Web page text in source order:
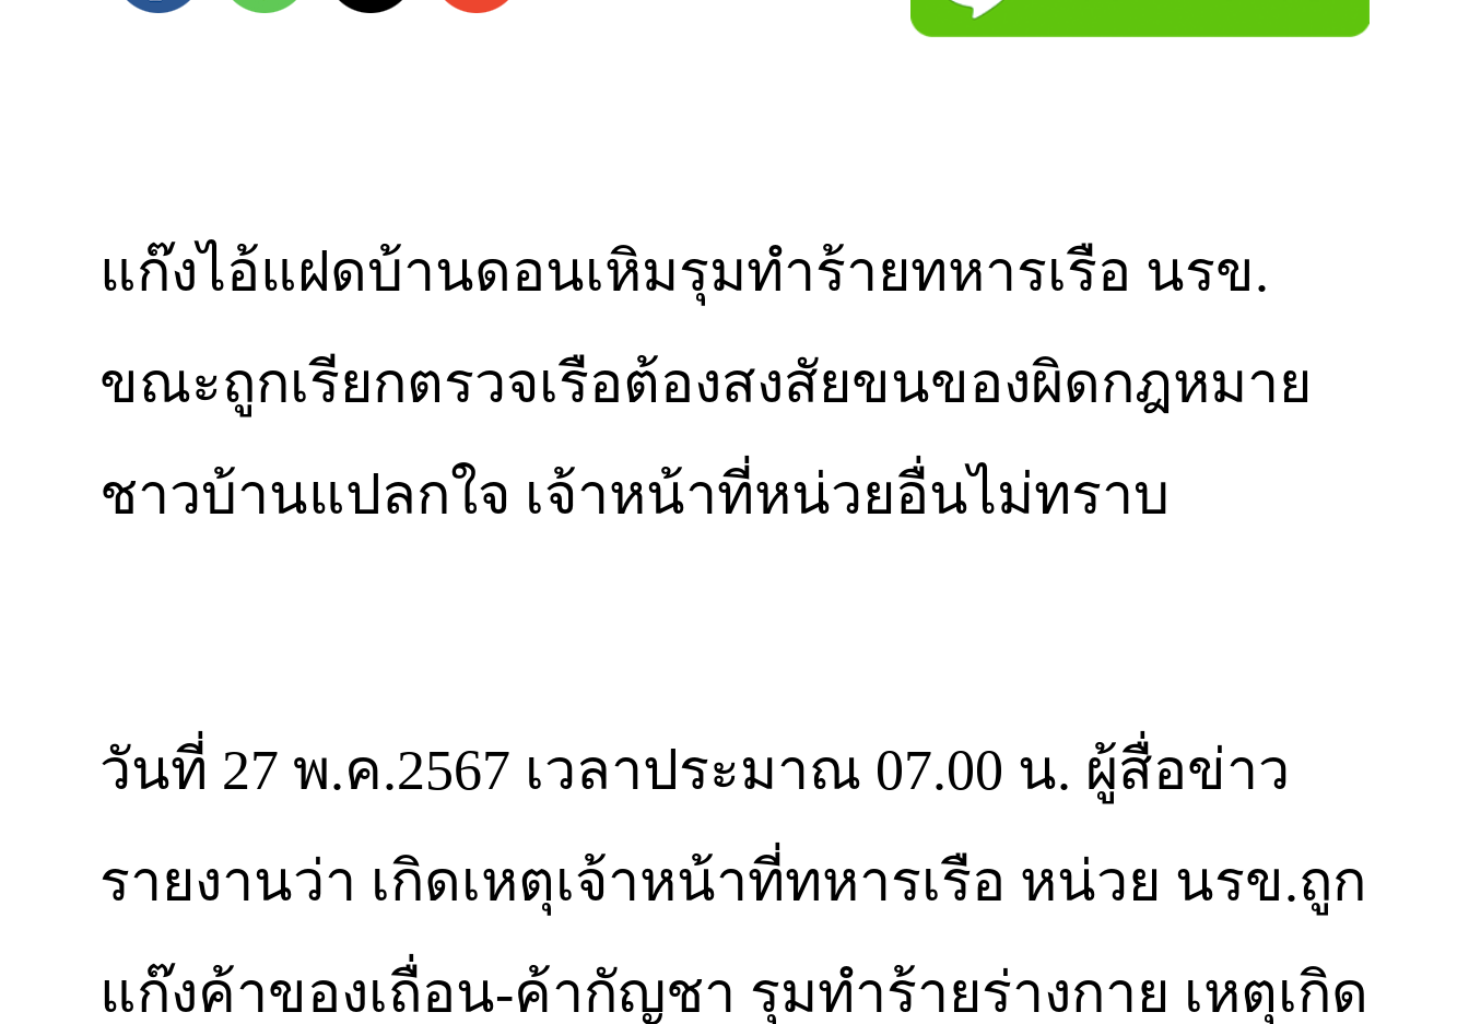
แก๊งไอ้แฝดบ้านดอนเหิมรุมทำร้ายทหารเรือ นรข.
ขณะถูกเรียกตรวจเรือต้องสงสัยขนของผิดกฎหมาย
ชาวบ้านแปลกใจ เจ้าหน้าที่หน่วยอื่นไม่ทราบ
วันที่ 27 พ.ค.2567 เวลาประมาณ 07.00 น. ผู้สื่อข่าว
รายงานว่า เกิดเหตุเจ้าหน้าที่ทหารเรือ หน่วย นรข.ถูก
แก๊งค้าของเถื่อน-ค้ากัญชา รุมทำร้ายร่างกาย เหตุเกิด